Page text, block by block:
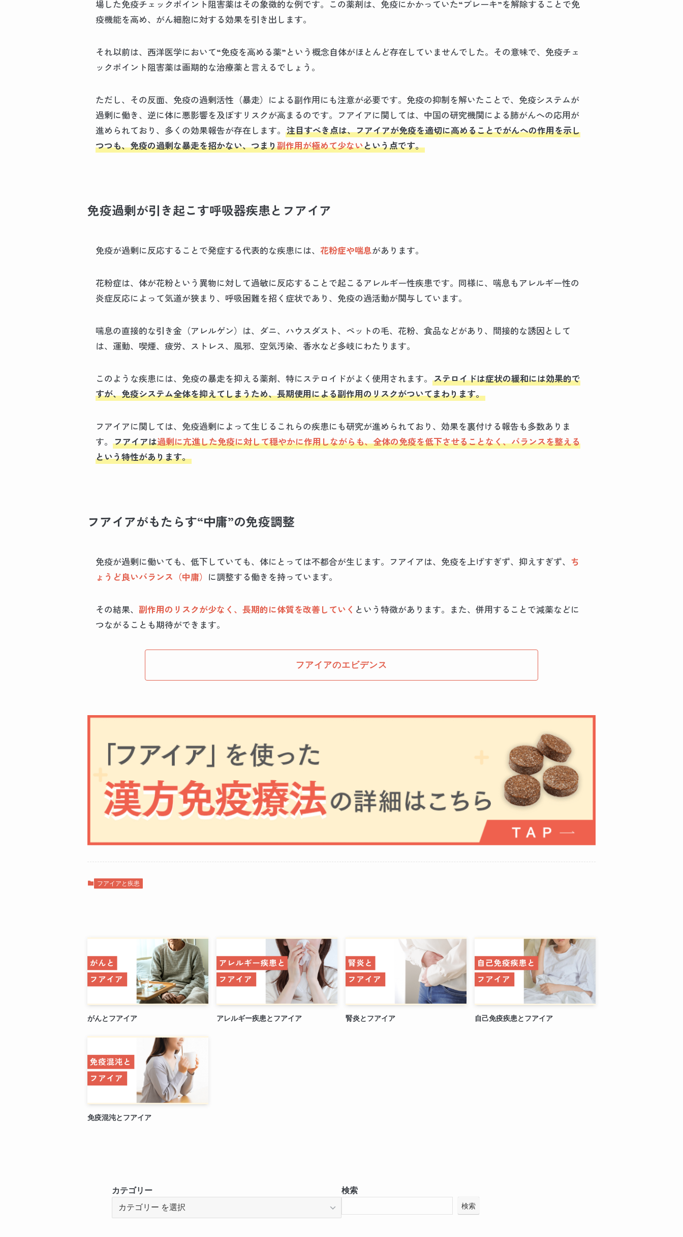
場した免疫チェックポイント阻害薬はその象徴的な例です。この薬剤は、免疫にかかっていた“ブレーキ”を解除することで免
疫機能を高め、がん細胞に対する効果を引き出します。
それ以前は、西洋医学において“免疫を高める薬”という概念自体がほとんど存在していませんでした。その意味で、免疫チェ
ックポイント阻害薬は画期的な治療薬と言えるでしょう。
ただし、その反面、免疫の過剰活性（暴走）による副作用にも注意が必要です。免疫の抑制を解いたことで、免疫システムが
過剰に働き、逆に体に悪影響を及ぼすリスクが高まるのです。フアイアに関しては、中国の研究機関による肺がんへの応用が
進められており、多くの効果報告が存在します。 注目すべき点は、フアイアが免疫を適切に高めることでがんへの作用を示し
つつも、免疫の過剰な暴走を招かない、つまり副作用が極めて少ないという点です。
免疫過剰が引き起こす呼吸器疾患とフアイア
免疫が過剰に反応することで発症する代表的な疾患には、 花粉症や喘息があります。
花粉症は、体が花粉という異物に対して過敏に反応することで起こるアレルギー性疾患です。同様に、喘息もアレルギー性の
炎症反応によって気道が狭まり、呼吸困難を招く症状であり、免疫の過活動が関与しています。
喘息の直接的な引き金（アレルゲン）は、ダニ、ハウスダスト、ペットの毛、花粉、食品などがあり、間接的な誘因として
は、運動、喫煙、疲労、ストレス、風邪、空気汚染、香水など多岐にわたります。
このような疾患には、免疫の暴走を抑える薬剤、特にステロイドがよく使用されます。 ステロイドは症状の緩和には効果的で
すが、免疫システム全体を抑えてしまうため、長期使用による副作用のリスクがついてまわります。
フアイアに関しては、免疫過剰によって生じるこれらの疾患にも研究が進められており、効果を裏付ける報告も多数ありま
す。 フアイアは過剰に亢進した免疫に対して穏やかに作用しながらも、全体の免疫を低下させることなく、バランスを整える
という特性があります。
フアイアがもたらす“中庸”の免疫調整
免疫が過剰に働いても、低下していても、体にとっては不都合が生じます。フアイアは、免疫を上げすぎず、抑えすぎず、 ち
ょうど良いバランス（中庸） に調整する働きを持っています。
その結果、 副作用のリスクが少なく、長期的に体質を改善していく という特徴があります。また、併用することで減薬などに
つながることも期待ができます。
フアイアのエビデンス
フアイアと疾患
がんとフアイア アレルギー疾患とフアイア 腎炎とフアイア 自己免疫疾患とフアイア
免疫混沌とフアイア
カテゴリー 検索
検索